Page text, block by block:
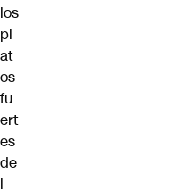
los
pl
at
os
fu
ert
es
de
l